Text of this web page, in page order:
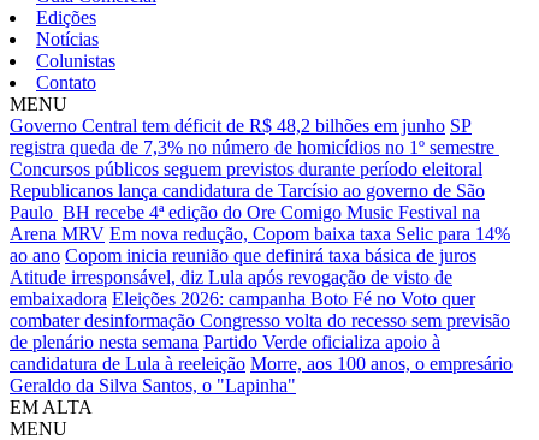
Edições
Notícias
Colunistas
Contato
MENU
Governo Central tem déficit de R$ 48,2 bilhões em junho SP
registra queda de 7,3% no número de homicídios no 1º semestre
Concursos públicos seguem previstos durante período eleitoral
Republicanos lança candidatura de Tarcísio ao governo de São
Paulo BH recebe 4ª edição do Ore Comigo Music Festival na
Arena MRV Em nova redução, Copom baixa taxa Selic para 14%
ao ano Copom inicia reunião que definirá taxa básica de juros
Atitude irresponsável, diz Lula após revogação de visto de
embaixadora Eleições 2026: campanha Boto Fé no Voto quer
combater desinformação Congresso volta do recesso sem previsão
de plenário nesta semana Partido Verde oficializa apoio à
candidatura de Lula à reeleição Morre, aos 100 anos, o empresário
Geraldo da Silva Santos, o "Lapinha"
EM ALTA
MENU